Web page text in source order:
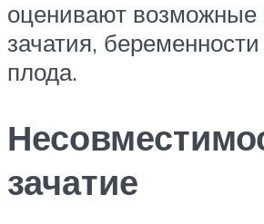
оценивают возможные
зачатия,
плода.
зачатие